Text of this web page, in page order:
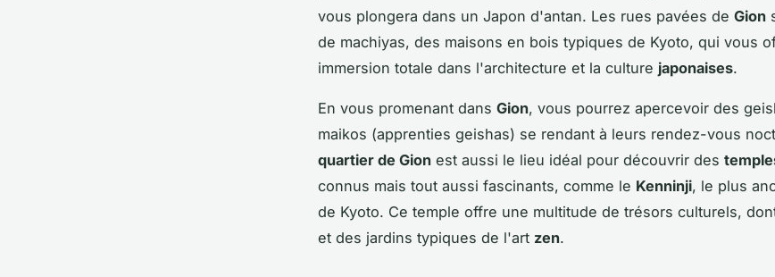
vous plongera dans un Japon d'antan. Les rues pavées de Gion
de machiyas, des maisons en bois typiques de Kyoto, qui vous
immersion totale dans l'architecture et la culture japonaises.
En vous promenant dans Gion, vous pourrez apercevoir des
maikos (apprenties geishas) se rendant à leurs rendez-vous
quartier de Gion est aussi le lieu idéal pour découvrir des
connus mais tout aussi fascinants, comme le Kenninji, le plus
de Kyoto. Ce temple offre une multitude de trésors culturels,
et des jardins typiques de l'art zen.